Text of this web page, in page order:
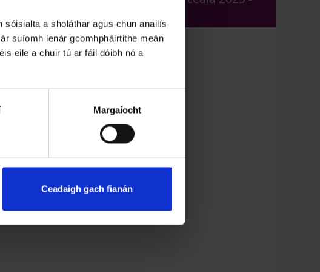
sóisialta a sholáthar agus chun anailís
suíomh lenár gcomhpháirtithe meán
eile a chuir tú ar fáil dóibh nó a
Margaíocht
Ceadaigh gach fianán